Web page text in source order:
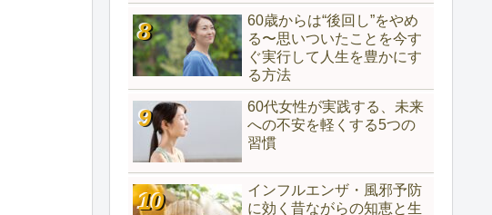
60歳からは“後回し”をやめ
る〜思いついたことを今す
ぐ実行して人生を豊かにす
る方法
60代女性が実践する、未来
への不安を軽くする5つの
習慣
インフルエンザ・風邪予防
に効く昔ながらの知恵と生